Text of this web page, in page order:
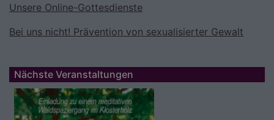
Unsere Online-Gottesdienste
Bei uns nicht! Prävention von sexualisierter Gewalt
Nächste Veranstaltungen